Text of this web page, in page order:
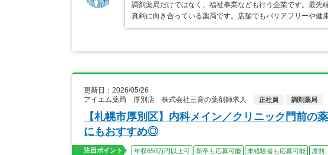
調剤薬局だけではなく、福祉事業なども行う企業です。最先
真剣に向き合っている薬局です。店舗でもバリアフリーや
更新日：2026/05/26
アイエム薬局 厚別店 株式会社三育の薬剤師求人
正社員 調剤薬局
【札幌市厚別区】内科メイン／クリニック門前の
にもおすすめ◎
注目ポイント 年収650万円以上可 新卒も応募可能 未経験者も応募可能 原則